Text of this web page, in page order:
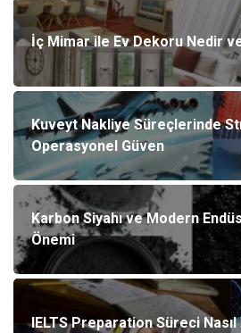
İç Mimar ile Ev Dekoru Nedir
Kuveyt Nakliye Süreçlerinde
Operasyonel Güven
Karbon Siyahı ve Modern
Önemi
IELTS Preparation Süreci Nasıl